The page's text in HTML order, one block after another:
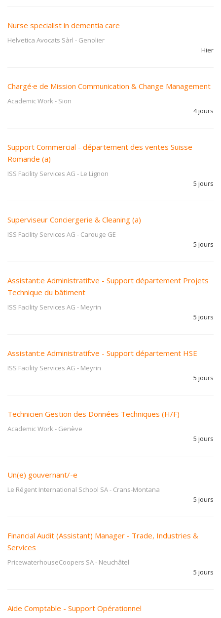
Nurse specialist in dementia care
Helvetica Avocats Sàrl - Genolier
Hier
Chargé·e de Mission Communication & Change Management
Academic Work - Sion
4 jours
Support Commercial - département des ventes Suisse
Romande (a)
ISS Facility Services AG - Le Lignon
5 jours
Superviseur Conciergerie & Cleaning (a)
ISS Facility Services AG - Carouge GE
5 jours
Assistant:e Administratif:ve - Support département Projets
Technique du bâtiment
ISS Facility Services AG - Meyrin
5 jours
Assistant:e Administratif:ve - Support département HSE
ISS Facility Services AG - Meyrin
5 jours
Technicien Gestion des Données Techniques (H/F)
Academic Work - Genève
5 jours
Un(e) gouvernant/-e
Le Régent International School SA- Crans-Montana
5 jours
Financial Audit (Assistant) Manager - Trade, Industries &
Services
PricewaterhouseCoopers SA- Neuchâtel
5 jours
Aide Comptable - Support Opérationnel